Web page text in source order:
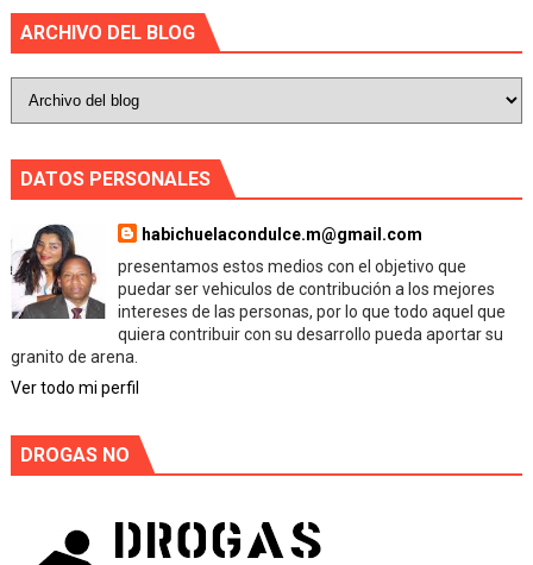
ARCHIVO DEL BLOG
DATOS PERSONALES
habichuelacondulce.m@gmail.com
presentamos estos medios con el objetivo que
puedar ser vehiculos de contribución a los mejores
intereses de las personas, por lo que todo aquel que
quiera contribuir con su desarrollo pueda aportar su
granito de arena.
Ver todo mi perfil
DROGAS NO